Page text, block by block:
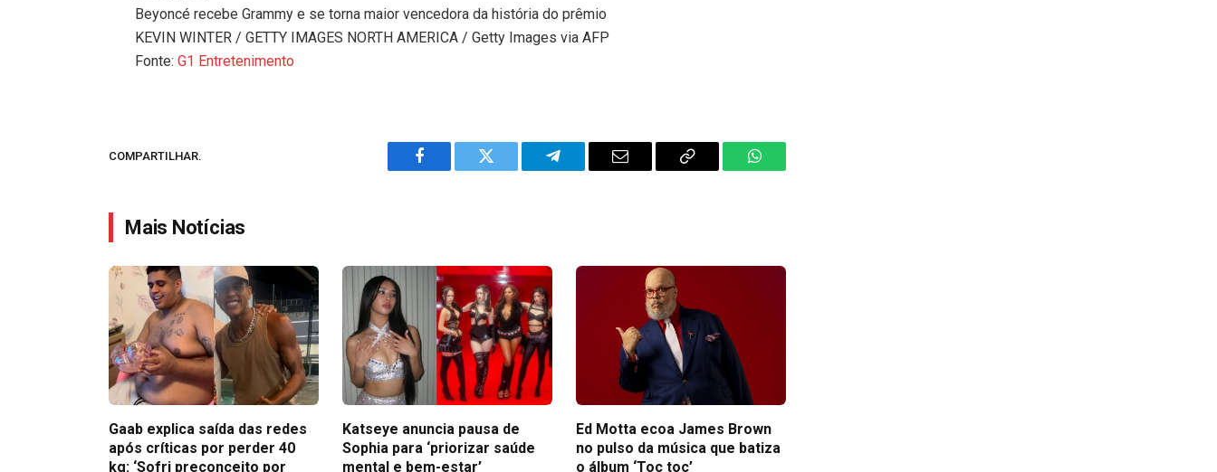
Beyoncé recebe Grammy e se torna maior vencedora da história do prêmio
KEVIN WINTER / GETTY IMAGES NORTH AMERICA / Getty Images via AFP
Fonte:G1 Entretenimento
COMPARTILHAR.
Facebook Twitter Telegram Email
Copy
WhatsApp
Mais Notícias
Gaab explica saída das redes
após críticas por perder 40
kg: ‘Sofri preconceito por
Katseye anuncia pausa de
Sophia para ‘priorizar saúde
mental e bem-estar’
Ed Motta ecoa James Brown
no pulso da música que batiza
o álbum ‘Toc toc’